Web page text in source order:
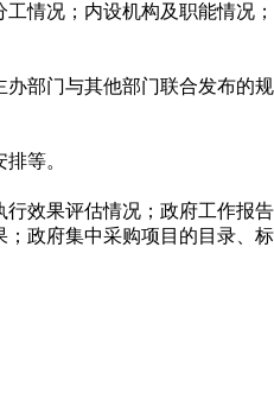
情况；内设机构及职能情况
部门与其他部门联合发布的
等。
效果评估情况；政府工作报
政府集中采购项目的目录、